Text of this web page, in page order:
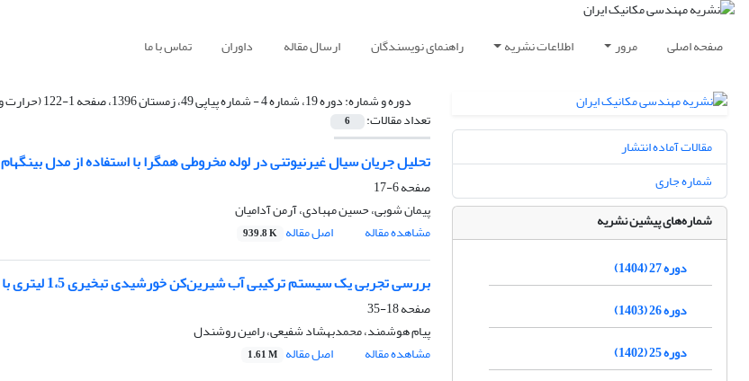
صفحه اصلی مرور اطلاعات نشریه راهنمای نویسندگان ارسال مقاله داوران تماس با ما
دوره و شماره:دوره 19، شماره 4 - شماره پیاپی 49، زمستان 1396، صفحه 1-122 (حرارت و سیالات)
تعداد مقالات: 6
تحلیل جریان سیال غیرنیوتنی در لوله مخروطی همگرا با استفاده از مدل بینگهام
صفحه6-17
پیمان شوبی، حسین مهبادی، آرمن آدامیان
مشاهده مقاله
اصل مقاله 939.8 K
بررسی تجربی یک سیستم ترکیبی آب شیرین‌کن خورشیدی تبخیری 1،5 لیتری با استفاده از لوله حرارتی و پنل خورشیدی
صفحه18-35
پیام هوشمند، محمدبهشاد شفیعی، رامین روشندل
مشاهده مقاله
اصل مقاله 1.61 M
مقالات آماده انتشار
شماره جاری
شماره‌های پیشین نشریه
دوره 27 (1404)
دوره 26 (1403)
دوره 25 (1402)